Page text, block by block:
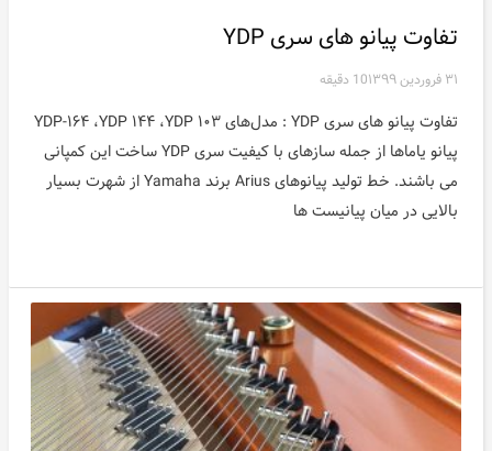
تفاوت پیانو های سری YDP
۳۱ فروردین ۱۳۹۹ 10 دقیقه
تفاوت پیانو های سری YDP : مدل‌های YDP-۱۶۴ ،YDP ۱۴۴ ،YDP ۱۰۳
پیانو یاماها از جمله سازهای با کیفیت سری YDP ساخت این کمپانی
می باشند. خط تولید پیانوهای Arius برند Yamaha از شهرت بسیار
بالایی در میان پیانیست ها